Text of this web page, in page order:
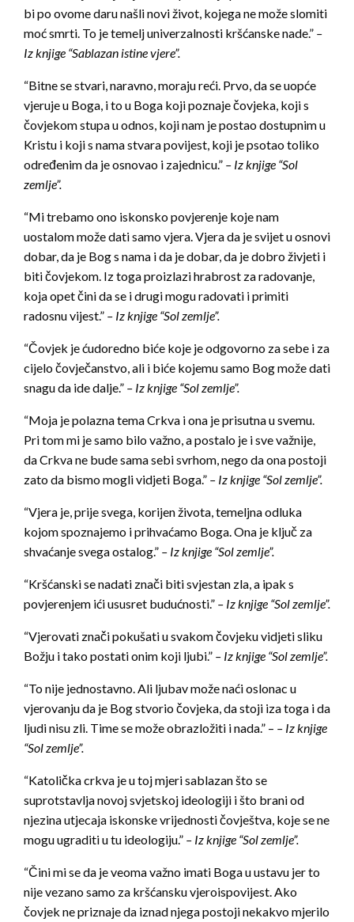
bi po ovome daru našli novi život, kojega ne može slomiti
moć smrti. To je temelj univerzalnosti kršćanske nade.” –
Iz knjige “Sablazan istine vjere”.
“Bitne se stvari, naravno, moraju reći. Prvo, da se uopće
vjeruje u Boga, i to u Boga koji poznaje čovjeka, koji s
čovjekom stupa u odnos, koji nam je postao dostupnim u
Kristu i koji s nama stvara povijest, koji je psotao toliko
određenim da je osnovao i zajednicu.” – Iz knjige “Sol
zemlje”.
“Mi trebamo ono iskonsko povjerenje koje nam
uostalom može dati samo vjera. Vjera da je svijet u osnovi
dobar, da je Bog s nama i da je dobar, da je dobro živjeti i
biti čovjekom. Iz toga proizlazi hrabrost za radovanje,
koja opet čini da se i drugi mogu radovati i primiti
radosnu vijest.” – Iz knjige “Sol zemlje”.
“Čovjek je ćudoredno biće koje je odgovorno za sebe i za
cijelo čovječanstvo, ali i biće kojemu samo Bog može dati
snagu da ide dalje.” – Iz knjige “Sol zemlje”.
“Moja je polazna tema Crkva i ona je prisutna u svemu.
Pri tom mi je samo bilo važno, a postalo je i sve važnije,
da Crkva ne bude sama sebi svrhom, nego da ona postoji
zato da bismo mogli vidjeti Boga.” – Iz knjige “Sol zemlje”.
“Vjera je, prije svega, korijen života, temeljna odluka
kojom spoznajemo i prihvaćamo Boga. Ona je ključ za
shvaćanje svega ostalog.” – Iz knjige “Sol zemlje”.
“Kršćanski se nadati znači biti svjestan zla, a ipak s
povjerenjem ići ususret budućnosti.” – Iz knjige “Sol zemlje”.
“Vjerovati znači pokušati u svakom čovjeku vidjeti sliku
Božju i tako postati onim koji ljubi.” – Iz knjige “Sol zemlje”.
“To nije jednostavno. Ali ljubav može naći oslonac u
vjerovanju da je Bog stvorio čovjeka, da stoji iza toga i da
ljudi nisu zli. Time se može obrazložiti i nada.” – – Iz knjige
“Sol zemlje”.
“Katolička crkva je u toj mjeri sablazan što se
suprotstavlja novoj svjetskoj ideologiji i što brani od
njezina utjecaja iskonske vrijednosti čovještva, koje se ne
mogu ugraditi u tu ideologiju.” – Iz knjige “Sol zemlje”.
“Čini mi se da je veoma važno imati Boga u ustavu jer to
nije vezano samo za kršćansku vjeroispovijest. Ako
čovjek ne priznaje da iznad njega postoji nekakvo mjerilo